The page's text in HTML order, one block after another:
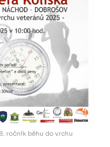
ročník běhu do vrchu